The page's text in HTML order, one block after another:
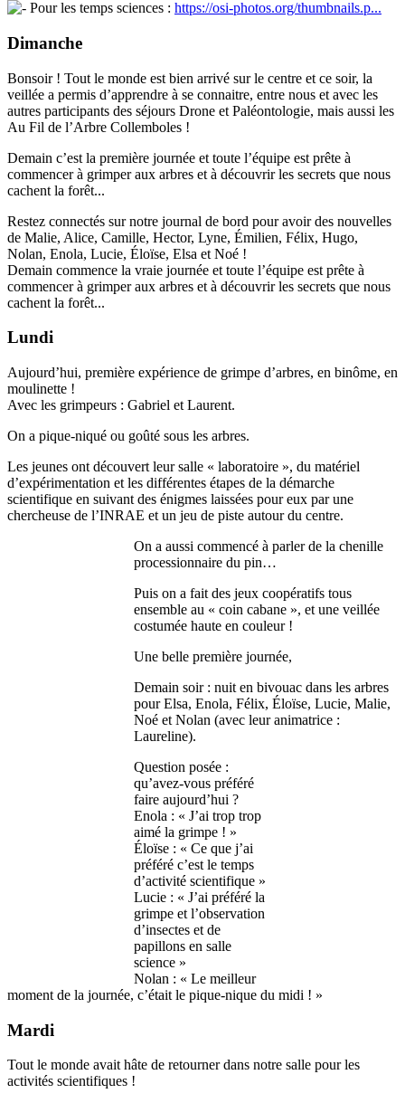
Pour les temps sciences : https://osi-photos.org/thumbnails.p...
Dimanche
Bonsoir ! Tout le monde est bien arrivé sur le centre et ce soir, la
veillée a permis d’apprendre à se connaitre, entre nous et avec les
autres participants des séjours Drone et Paléontologie, mais aussi les
Au Fil de l’Arbre Collemboles !
Demain c’est la première journée et toute l’équipe est prête à
commencer à grimper aux arbres et à découvrir les secrets que nous
cachent la forêt...
Restez connectés sur notre journal de bord pour avoir des nouvelles
de Malie, Alice, Camille, Hector, Lyne, Émilien, Félix, Hugo,
Nolan, Enola, Lucie, Éloïse, Elsa et Noé !
Demain commence la vraie journée et toute l’équipe est prête à
commencer à grimper aux arbres et à découvrir les secrets que nous
cachent la forêt...
Lundi
Aujourd’hui, première expérience de grimpe d’arbres, en binôme, en
moulinette !
Avec les grimpeurs : Gabriel et Laurent.
On a pique-niqué ou goûté sous les arbres.
Les jeunes ont découvert leur salle « laboratoire », du matériel
d’expérimentation et les différentes étapes de la démarche
scientifique en suivant des énigmes laissées pour eux par une
chercheuse de l’INRAE et un jeu de piste autour du centre.
On a aussi commencé à parler de la chenille
processionnaire du pin…
Puis on a fait des jeux coopératifs tous
ensemble au « coin cabane », et une veillée
costumée haute en couleur !
Une belle première journée,
Demain soir : nuit en bivouac dans les arbres
pour Elsa, Enola, Félix, Éloïse, Lucie, Malie,
Noé et Nolan (avec leur animatrice :
Laureline).
Question posée :
qu’avez-vous préféré
faire aujourd’hui ?
Enola : « J’ai trop trop
aimé la grimpe ! »
Éloïse : « Ce que j’ai
préféré c’est le temps
d’activité scientifique »
Lucie : « J’ai préféré la
grimpe et l’observation
d’insectes et de
papillons en salle
science »
Nolan : « Le meilleur
moment de la journée, c’était le pique-nique du midi ! »
Mardi
Tout le monde avait hâte de retourner dans notre salle pour les
activités scientifiques !